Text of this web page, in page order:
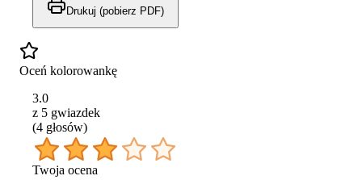
Drukuj (pobierz PDF)
Oceń kolorowankę
3.0
z 5 gwiazdek
(4 głosów)
Twoja ocena